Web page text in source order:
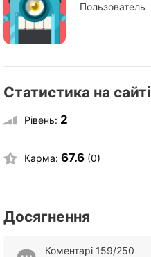
Пользователь
Статистика на сайті
Рівень: 2
Карма: 67.6 (0)
Досягнення
Коментарі 159/250